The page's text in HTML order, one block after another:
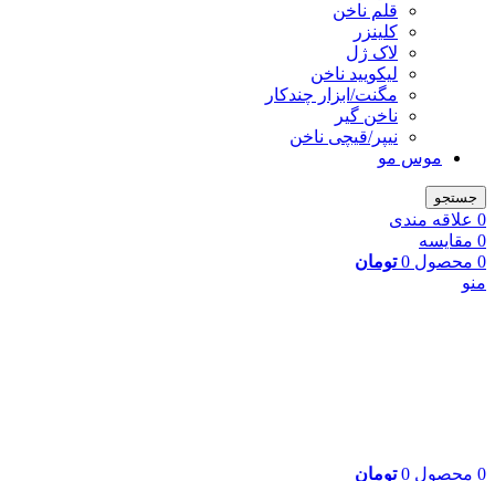
قلم ناخن
کلینزر
لاک ژل
لیکوييد ناخن
مگنت/ابزار چندکار
ناخن گیر
نیپر/قیچی ناخن
موس مو
جستجو
0 علاقه مندی
0 مقایسه
0 محصول 0 تومان
منو
0 محصول 0 تومان